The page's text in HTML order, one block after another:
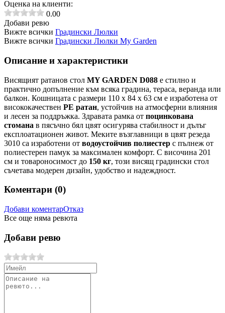
Оценка на клиенти:
0.00
Добави ревю
Вижте всички Градински Люлки
Вижте всички Градински Люлки My Garden
Описание и характеристики
Висящият ратанов стол MY GARDEN D088 е стилно и
практично допълнение към всяка градина, тераса, веранда или
балкон. Кошницата с размери 110 x 84 x 63 см е изработена от
висококачествен PE ратан, устойчив на атмосферни влияния
и лесен за поддръжка. Здравата рамка от поцинкована
стомана в пясъчно бял цвят осигурява стабилност и дълъг
експлоатационен живот. Меките възглавници в цвят резеда
3010 са изработени от водоустойчив полиестер с пълнеж от
полиестерен памук за максимален комфорт. С височина 201
см и товароносимост до 150 кг, този висящ градински стол
съчетава модерен дизайн, удобство и надеждност.
Коментари (0)
Добави коментарОтказ
Все още няма ревюта
Добави ревю